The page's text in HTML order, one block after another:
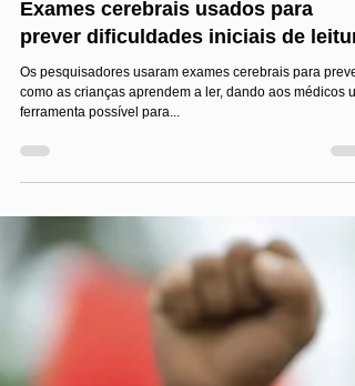
Jairo Costa
Nov 21, 2024
3 min read
Os pesquisadores usaram exames cerebrais para prever
como as crianças aprendem a ler, dando aos médicos
ferramenta possível para...